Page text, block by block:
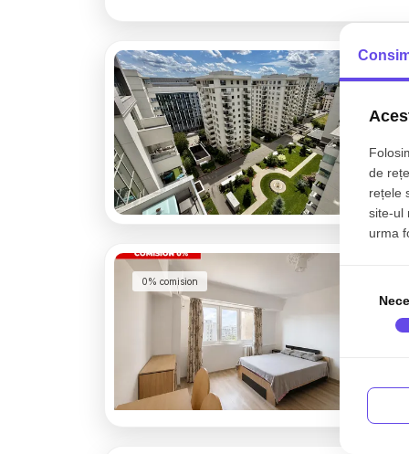
0% comision
de
rețele
site-ul
urma